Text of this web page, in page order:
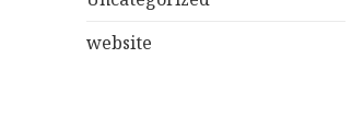
website